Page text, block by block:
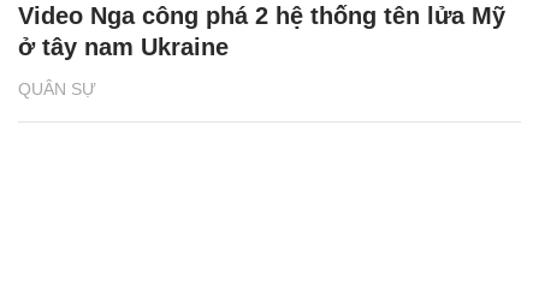
QUÂN SỰ
Video Nga công phá 2 hệ thống tên lửa Mỹ
ở tây nam Ukraine